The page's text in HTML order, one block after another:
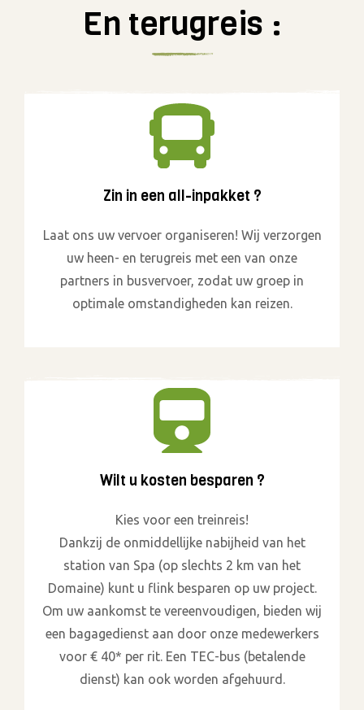
En terugreis :
Zin in een all-inpakket ?
Laat ons uw vervoer organiseren! Wij verzorgen
uw heen- en terugreis met een van onze
partners in busvervoer, zodat uw groep in
optimale omstandigheden kan reizen.
Wilt u kosten besparen ?
Kies voor een treinreis!
Dankzij de onmiddellijke nabijheid van het
station van Spa (op slechts 2 km van het
Domaine) kunt u flink besparen op uw project.
Om uw aankomst te vereenvoudigen, bieden wij
een bagagedienst aan door onze medewerkers
voor € 40* per rit. Een TEC-bus (betalende
dienst) kan ook worden afgehuurd.